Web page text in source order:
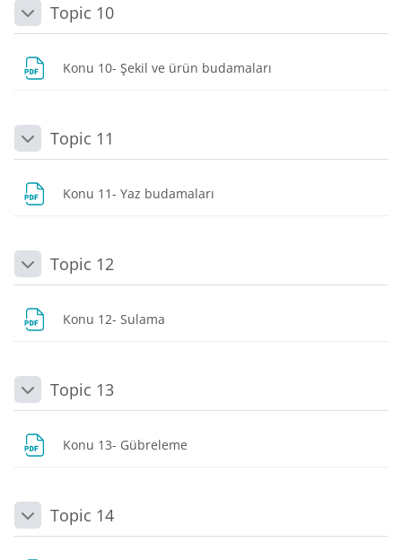
DaraltTopic 10
Konu 10- Şekil ve ürün budamaları
DaraltTopic 11
Konu 11- Yaz budamaları
DaraltTopic 12
Konu 12- Sulama
DaraltTopic 13
Konu 13- Gübreleme
DaraltTopic 14